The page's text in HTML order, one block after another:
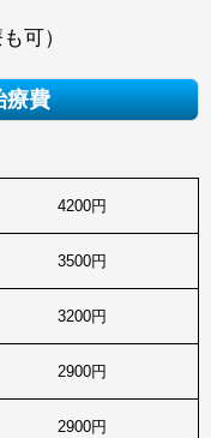
可）
療費
4200円
3500円
3200円
2900円
2900円